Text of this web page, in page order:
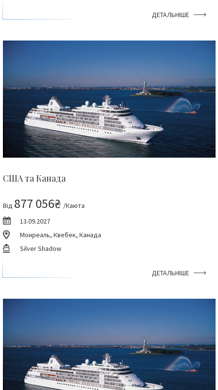
ДЕТАЛЬНІШЕ
США та Канада
Від 877 056₴ /Каюта
13.09.2027
Монреаль, Квебек, Канада
Silver Shadow
ДЕТАЛЬНІШЕ